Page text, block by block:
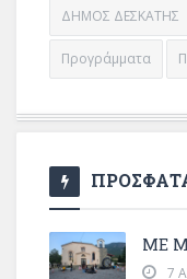
ΔΗΜΟΣ ΔΕΣΚΑΤΗΣ
Προγράμματα
ΜΕ
7